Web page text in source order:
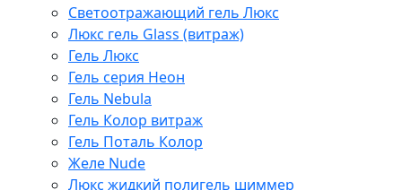
Светоотражающий гель Люкс
Люкс гель Glass (витраж)
Гель Люкс
Гель серия Неон
Гель Nebula
Гель Колор витраж
Гель Поталь Колор
Желе Nude
Люкс жидкий полигель шиммер